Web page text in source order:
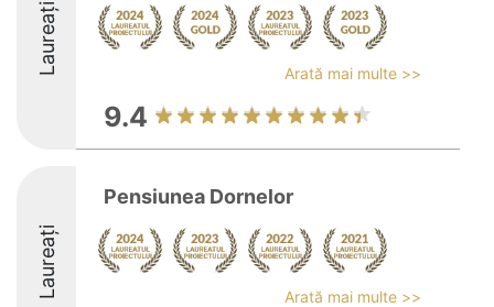
Laureați Arată mai multe >>
9.4
Laureați
Pensiunea Dornelor
Arată mai multe >>